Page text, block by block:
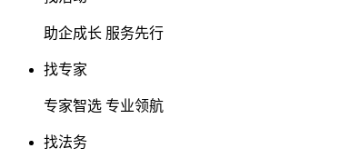
助企成长 服务先行
找专家
专家智选 专业领航
找法务